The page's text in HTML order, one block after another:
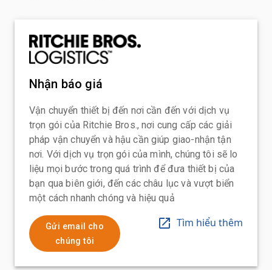
Nhận báo giá
Vận chuyển thiết bị đến nơi cần đến với dịch vụ
trọn gói của Ritchie Bros., nơi cung cấp các giải
pháp vận chuyển và hậu cần giúp giao-nhận tận
nơi. Với dịch vụ trọn gói của mình, chúng tôi sẽ lo
liệu mọi bước trong quá trình để đưa thiết bị của
bạn qua biên giới, đến các châu lục và vượt biển
một cách nhanh chóng và hiệu quả
Gửi email cho
chúng tôi
Tìm hiểu thêm